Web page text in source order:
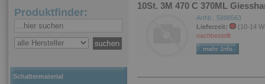
Produktfinder:
Schaltermaterial
10St. 3M 470 C 370ML
ArtNr.: 5888563
Lieferzeit:
(10-14
nachbestellt